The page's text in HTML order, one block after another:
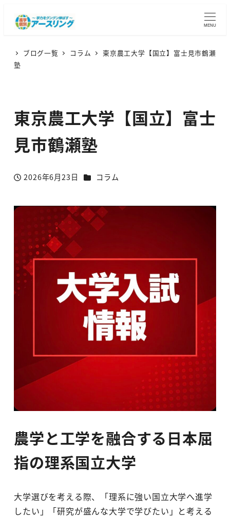
MENU
ブログ一覧 コラム
東京農工大学【国立】富士見市鶴瀬
塾
東京農工大学【国立】富士
見市鶴瀬塾
投稿日
2026年6月23日 カテゴリー
コラム
農学と工学を融合する日本屈
指の理系国立大学
大学選びを考える際、「理系に強い国立大学へ進学
したい」「研究が盛んな大学で学びたい」と考える